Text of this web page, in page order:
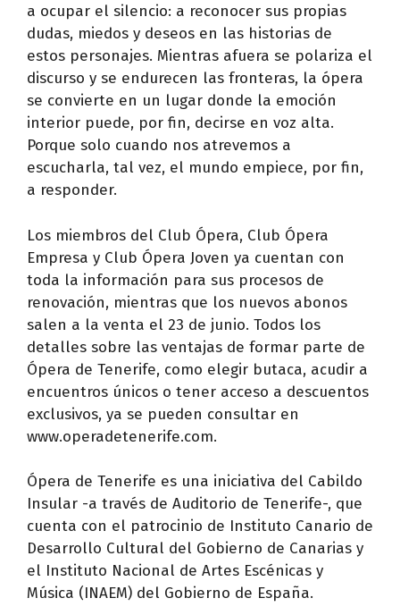
a ocupar el silencio: a reconocer sus propias
dudas, miedos y deseos en las historias de
estos personajes. Mientras afuera se polariza el
discurso y se endurecen las fronteras, la ópera
se convierte en un lugar donde la emoción
interior puede, por fin, decirse en voz alta.
Porque solo cuando nos atrevemos a
escucharla, tal vez, el mundo empiece, por fin,
a responder.
Los miembros del Club Ópera, Club Ópera
Empresa y Club Ópera Joven ya cuentan con
toda la información para sus procesos de
renovación, mientras que los nuevos abonos
salen a la venta el 23 de junio. Todos los
detalles sobre las ventajas de formar parte de
Ópera de Tenerife, como elegir butaca, acudir a
encuentros únicos o tener acceso a descuentos
exclusivos, ya se pueden consultar en
www.operadetenerife.com.
Ópera de Tenerife es una iniciativa del Cabildo
Insular -a través de Auditorio de Tenerife-, que
cuenta con el patrocinio de Instituto Canario de
Desarrollo Cultural del Gobierno de Canarias y
el Instituto Nacional de Artes Escénicas y
Música (INAEM) del Gobierno de España.